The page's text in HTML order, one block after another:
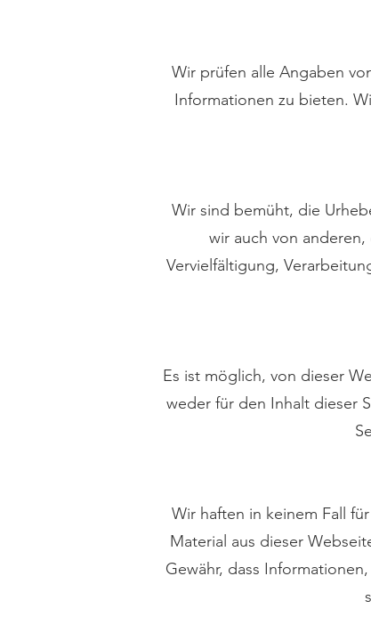
Wir prüfen alle Angaben
Informationen zu bieten.
Wir sind bemüht, die
wir auch von
Vervielfältigung,
Es ist möglich, von dieser
weder für den Inhalt dieser
Wir haften in keinem Fall
Material aus dieser
Gewähr, dass